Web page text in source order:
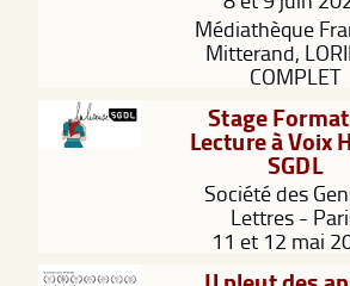
Médiathèque
Mitterand,
COMPLET
Stage
Lecture à Voix
SGDL
Société des
Lettres -
11 et 12 mai